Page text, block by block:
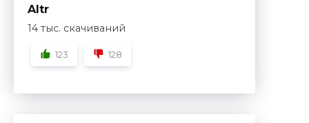
Altr
14 тыс. скачиваний
123 128